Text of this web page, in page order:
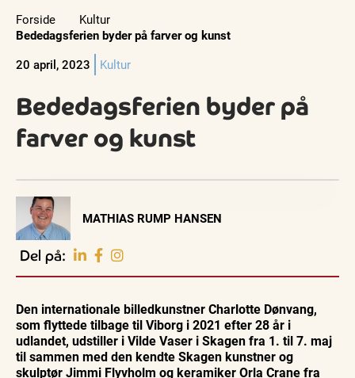
Forside
Kultur
Bededagsferien byder på farver og kunst
20 april, 2023
Kultur
Bededagsferien byder på
farver og kunst
Visit Vendsyssel
EVENTKALENDER
Oplev events i
Vendsyssel
natur og lokale events.
Se events
Guidede ture
Skagen
med
Bedford
bussen
7. aug.
Guidede ture
på S. 486
Sajoni
Familie
Skagen
med
MATHIAS RUMP HANSEN
Del på:
Den internationale billedkunstner Charlotte Dønvang,
som flyttede tilbage til Viborg i 2021 efter 28 år i
udlandet, udstiller i Vilde Vaser i Skagen fra 1. til 7. maj
til sammen med den kendte Skagen kunstner og
skulptør Jimmi Flyvholm og keramiker Orla Crane fra